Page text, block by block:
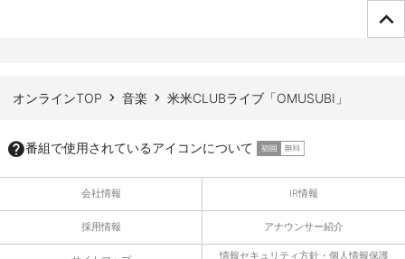
オンラインTOP 音楽 米米CLUBライブ「OMUSUBI」
番組で使用されているアイコンについて
会社情報 IR情報
採用情報 アナウンサー紹介
情報セキュリティ方針・個人情報保護